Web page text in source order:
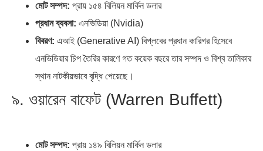
মোট সম্পদ: প্রায় ১৫৪ বিলিয়ন মার্কিন ডলার
প্রধান ব্যবসা: এনভিডিয়া (Nvidia)
বিবরণ: এআই (Generative AI) বিপ্লবের প্রধান কারিগর হিসেবে
এনভিডিয়ার চিপ তৈরির কারণে গত কয়েক বছরে তার সম্পদ ও বিশ্ব তালিকার
স্থান নাটকীয়ভাবে বৃদ্ধি পেয়েছে।
৯. ওয়ারেন বাফেট (Warren Buffett)
মোট সম্পদ: প্রায় ১৪৯ বিলিয়ন মার্কিন ডলার